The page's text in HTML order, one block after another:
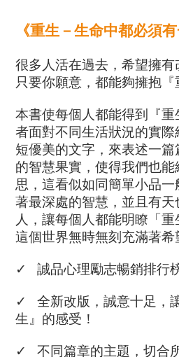
《重生－生命中都必須有
很多人活在過去，希望擁有
只要你願意，都能夠擁抱『
本書使每個人都能得到『
者面對不同生活狀況的實
短優美的文字，來表述一
的智慧果實，使得我們也能
思，這看似如同簡單小品
著最深處的智慧，並且有
人，讓每個人都能明瞭「
這個世界無時無刻充滿著希
✓   誠品心理勵志暢銷排行
✓   全新改版，誠意十足，
生』的感受！
✓   不同篇章的主題，切合